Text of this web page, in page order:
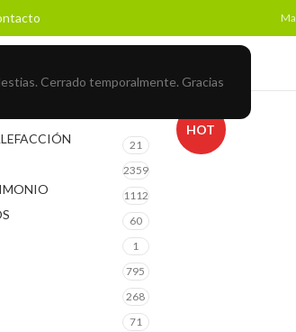
Cerrado temporalmente. Gracias
21
2359
1112
60
1
795
268
71
HOT